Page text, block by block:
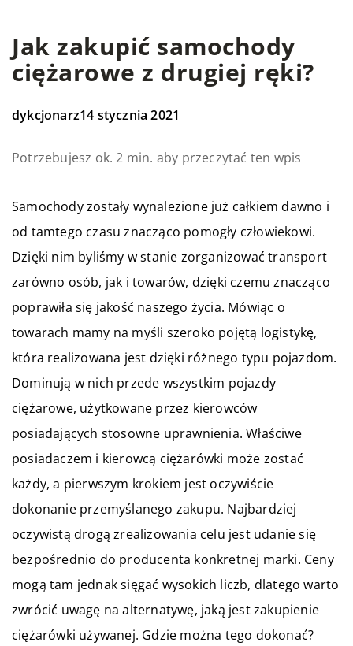
Jak zakupić samochody
ciężarowe z drugiej ręki?
dykcjonarz14 stycznia 2021
Potrzebujesz ok. 2 min. aby przeczytać ten wpis
Samochody zostały wynalezione już całkiem dawno i
od tamtego czasu znacząco pomogły człowiekowi.
Dzięki nim byliśmy w stanie zorganizować transport
zarówno osób, jak i towarów, dzięki czemu znacząco
poprawiła się jakość naszego życia. Mówiąc o
towarach mamy na myśli szeroko pojętą logistykę,
która realizowana jest dzięki różnego typu pojazdom.
Dominują w nich przede wszystkim pojazdy
ciężarowe, użytkowane przez kierowców
posiadających stosowne uprawnienia. Właściwe
posiadaczem i kierowcą ciężarówki może zostać
każdy, a pierwszym krokiem jest oczywiście
dokonanie przemyślanego zakupu. Najbardziej
oczywistą drogą zrealizowania celu jest udanie się
bezpośrednio do producenta konkretnej marki. Ceny
mogą tam jednak sięgać wysokich liczb, dlatego warto
zwrócić uwagę na alternatywę, jaką jest zakupienie
ciężarówki używanej. Gdzie można tego dokonać?